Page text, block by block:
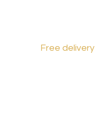
Free delivery